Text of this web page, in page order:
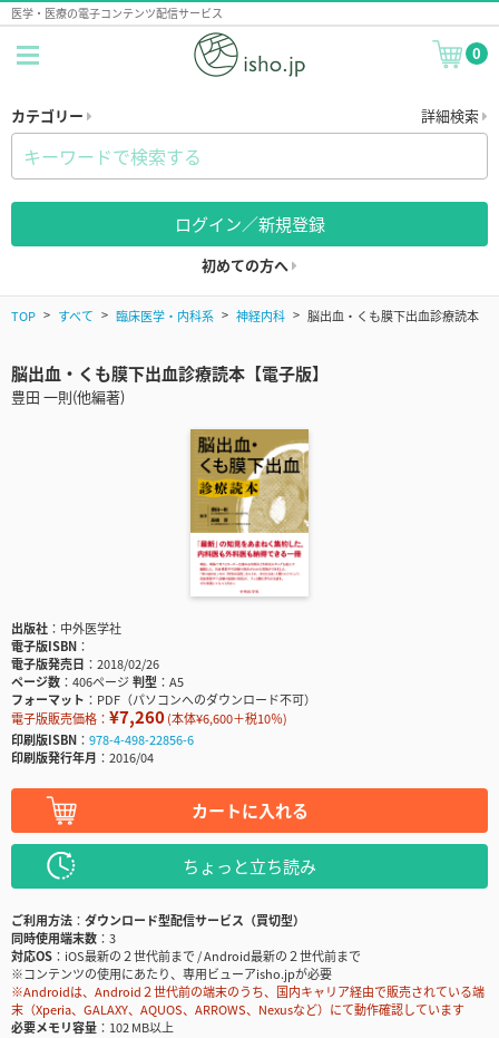
医学・医療の電子コンテンツ配信サービス
0
カテゴリー 詳細検索
ログイン／新規登録
初めての方へ
TOP すべて 臨床医学・内科系 神経内科 脳出血・くも膜下出血診療読本
脳出血・くも膜下出血診療読本【電子版】
豊田 一則(他編著)
出版社
中外医学社
電子版ISBN
電子版発売日
2018/02/26
ページ数
406ページ判型
A5
フォーマット
PDF（パソコンへのダウンロード不可）
電子版販売価格： ¥7,260(本体¥6,600＋税10％)
印刷版ISBN
978-4-498-22856-6
印刷版発行年月
2016/04
カートに入れる
ちょっと立ち読み
ご利用方法
ダウンロード型配信サービス（買切型）
同時使用端末数
3
対応OS
iOS最新の２世代前まで / Android最新の２世代前まで
※コンテンツの使用にあたり、専用ビューアisho.jpが必要
※Androidは、Android２世代前の端末のうち、国内キャリア経由で販売されている端
末（Xperia、GALAXY、AQUOS、ARROWS、Nexusなど）にて動作確認しています
必要メモリ容量
102 MB以上